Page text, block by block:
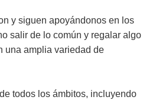
y siguen apoyándonos en los
salir de lo común y regalar algo
una amplia variedad de
todos los ámbitos, incluyendo